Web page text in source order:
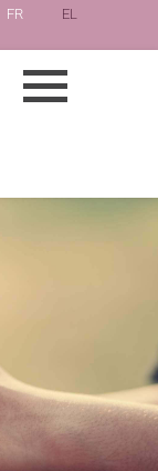
FR EL